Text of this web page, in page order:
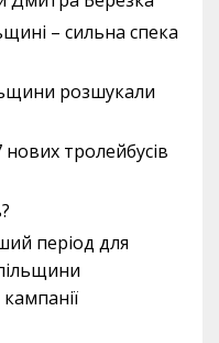
– сильна спека
розшукали
тролейбусів
період для